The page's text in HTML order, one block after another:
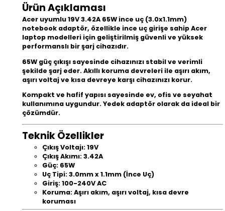
Ürün Açıklaması
Acer uyumlu 19V 3.42A 65W ince uç (3.0x1.1mm)
notebook adaptör, özellikle ince uç girişe sahip Acer
laptop modelleri için geliştirilmiş güvenli ve yüksek
performanslı bir şarj cihazıdır.
65W güç çıkışı sayesinde cihazınızı stabil ve verimli
şekilde şarj eder. Akıllı koruma devreleri ile aşırı akım,
aşırı voltaj ve kısa devreye karşı cihazınızı korur.
Kompakt ve hafif yapısı sayesinde ev, ofis ve seyahat
kullanımına uygundur. Yedek adaptör olarak da ideal bir
çözümdür.
Teknik Özellikler
Çıkış Voltajı: 19V
Çıkış Akımı: 3.42A
Güç: 65W
Uç Tipi: 3.0mm x 1.1mm (İnce Uç)
Giriş: 100-240V AC
Koruma: Aşırı akım, aşırı voltaj, kısa devre
koruması